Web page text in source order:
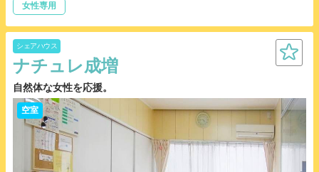
女性専用
シェアハウス
ナチュレ成増
自然体な女性を応援。
空室